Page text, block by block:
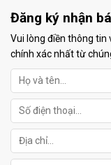
Đăng ký nhận
Vui lòng điền thông
chính xác nhất từ